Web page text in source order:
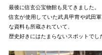
最後に信玄公宝物館も見てきました。
信玄が使用していた武具甲冑や武田
な資料も所蔵されていて、
歴史好きにはたまらないスポットでし